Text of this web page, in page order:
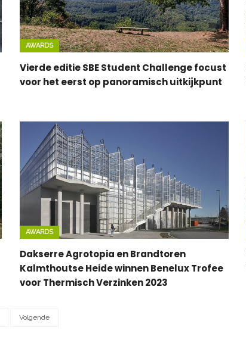
AWARDS
Vierde editie SBE Student Challenge focust
voor het eerst op panoramisch uitkijkpunt
AWARDS
Dakserre Agrotopia en Brandtoren
Kalmthoutse Heide winnen Benelux Trofee
voor Thermisch Verzinken 2023
Volgende